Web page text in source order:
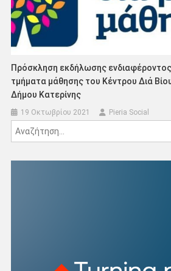
Πρόσκληση εκδήλωσης
τμήματα μάθησης του Κέντρου Διά
Δήμου Κατερίνης
19 Οκτωβρίου 2021 Pieria Social